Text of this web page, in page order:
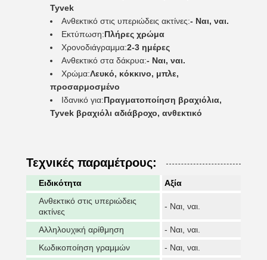
Tyvek
Ανθεκτικό στις υπεριώδεις ακτίνες:- Ναι, ναι.
Εκτύπωση:Πλήρες χρώμα
Χρονοδιάγραμμα:2-3 ημέρες
Ανθεκτικό στα δάκρυα:- Ναι, ναι.
Χρώμα:Λευκό, κόκκινο, μπλε,
προσαρμοσμένο
Ιδανικό για:Πραγματοποίηση βραχιόλια,
Tyvek βραχιόλι αδιάβροχο, ανθεκτικό
Τεχνικές παραμέτρους:
Ειδικότητα
Αξία
Ανθεκτικό στις υπεριώδεις
ακτίνες
- Ναι, ναι.
Αλληλουχική αρίθμηση
- Ναι, ναι.
Κωδικοποίηση γραμμών
- Ναι, ναι.